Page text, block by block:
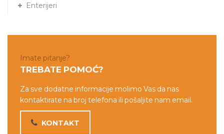
Enterijeri
Imate pitanje?
TREBATE POMOĆ?
Za sve dodatne informacije molimo Vas da nas
kontaktirate na broj telefona ili pošaljite nam email.
KONTAKT